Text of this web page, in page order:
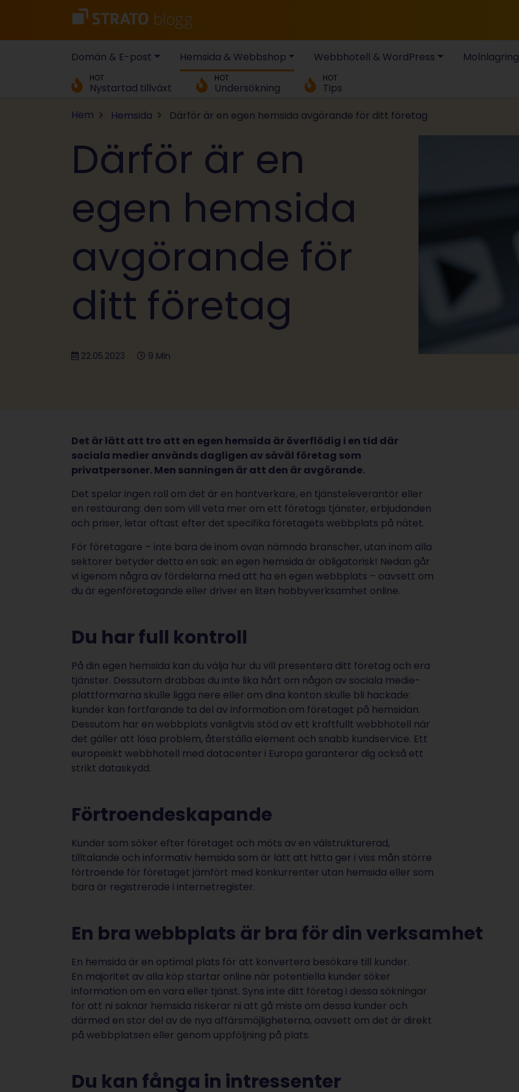
Domän & E-post Hemsida & Webbshop Webbhotell & WordPress Molnlagring
HOT
Nystartad tillväxt
HOT
Undersökning
HOT
Tips
Hem
Hemsida Därför är en egen hemsida avgörande för ditt företag
Därför är en
egen hemsida
avgörande för
ditt företag
22.05.2023 9 Min
Det är lätt att tro att en egen hemsida är överflödig i en tid där
sociala medier används dagligen av såväl företag som
privatpersoner. Men sanningen är att den är avgörande.
Det spelar ingen roll om det är en hantverkare, en tjänsteleverantör eller
en restaurang: den som vill veta mer om ett företags tjänster, erbjudanden
och priser, letar oftast efter det specifika företagets webbplats på nätet.
För företagare – inte bara de inom ovan nämnda branscher, utan inom alla
sektorer betyder detta en sak: en egen hemsida är obligatorisk! Nedan går
vi igenom några av fördelarna med att ha en egen webbplats – oavsett om
du är egenföretagande eller driver en liten hobbyverksamhet online.
Du har full kontroll
På din egen hemsida kan du välja hur du vill presentera ditt företag och era
tjänster. Dessutom drabbas du inte lika hårt om någon av sociala medie-
plattformarna skulle ligga nere eller om dina konton skulle bli hackade:
kunder kan fortfarande ta del av information om företaget på hemsidan.
Dessutom har en webbplats vanligtvis stöd av ett kraftfullt webbhotell när
det gäller att lösa problem, återställa element och snabb kundservice. Ett
europeiskt webbhotell med datacenter i Europa garanterar dig också ett
strikt dataskydd.
Förtroendeskapande
Kunder som söker efter företaget och möts av en välstrukturerad,
tilltalande och informativ hemsida som är lätt att hitta ger i viss mån större
förtroende för företaget jämfört med konkurrenter utan hemsida eller som
bara är registrerade i internetregister.
En bra webbplats är bra för din verksamhet
En hemsida är en optimal plats för att konvertera besökare till kunder.
En majoritet av alla köp startar online när potentiella kunder söker
information om en vara eller tjänst. Syns inte ditt företag i dessa sökningar
för att ni saknar hemsida riskerar ni att gå miste om dessa kunder och
därmed en stor del av de nya affärsmöjligheterna, oavsett om det är direkt
på webbplatsen eller genom uppföljning på plats.
Du kan fånga in intressenter